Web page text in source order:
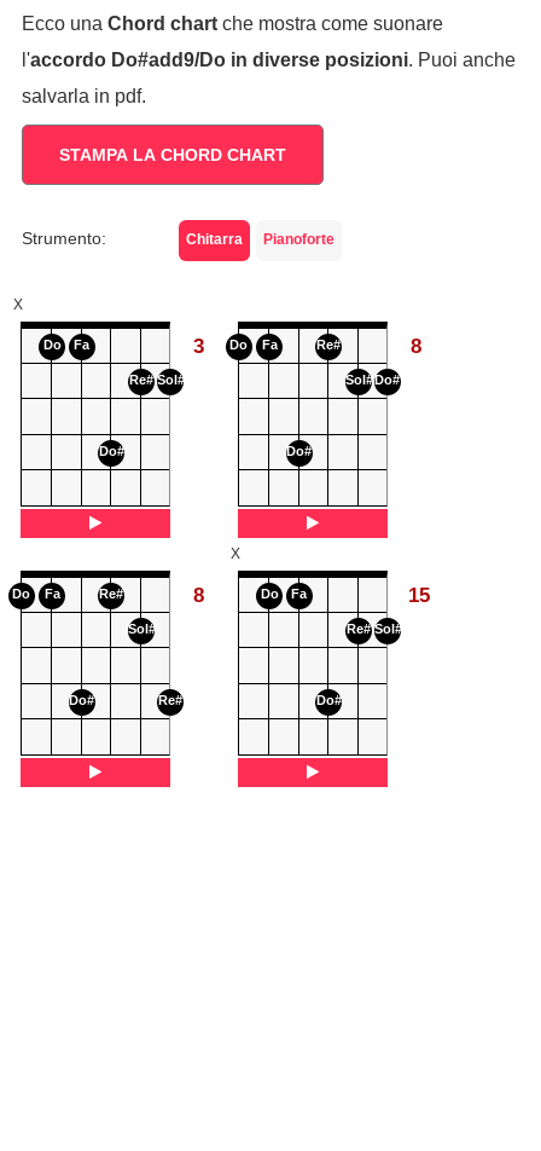
Ecco una Chord chartche mostra come suonare
l'accordo Do#add9/Doin diverse posizioni. Puoi anche
salvarla in pdf.
STAMPA LA CHORD CHART
Strumento: Chitarra Pianoforte
Do Fa
Do#
Re# Sol#
X
3 Do Fa
Do#
Re#
Sol# Do#
8
Do Fa
Do#
Re#
Sol#
Re#
8 Do Fa
Do#
Re# Sol#
X
15